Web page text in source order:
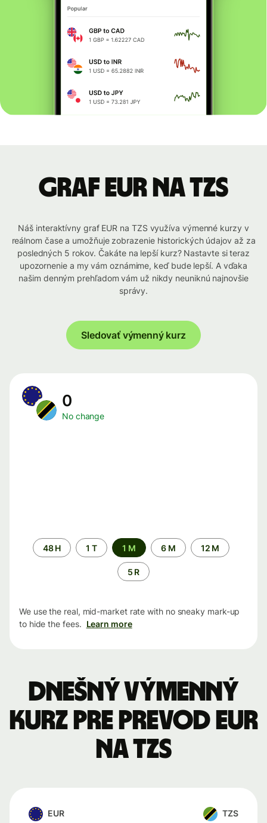
graf EUR na TZS
Náš interaktívny graf EUR na TZS využíva výmenné kurzy v
reálnom čase a umožňuje zobrazenie historických údajov až za
posledných 5 rokov. Čakáte na lepší kurz? Nastavte si teraz
upozornenie a my vám oznámime, keď bude lepší. A vďaka
našim denným prehľadom vám už nikdy neuniknú najnovšie
správy.
Sledovať výmenný kurz
0
No change
Time
period
48 H 1 T 1 M 6 M 12 M
5 R
We use the real, mid-market rate with no sneaky mark-up
to hide the fees. Learn more
Dnešný výmenný
kurz pre prevod EUR
na TZS
EUR TZS